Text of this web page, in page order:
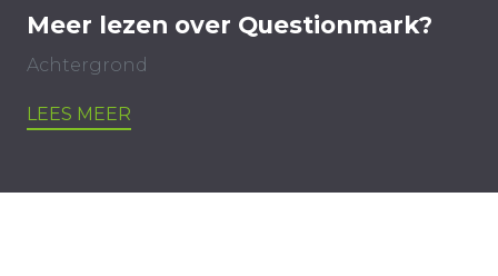
Meer lezen over Questionmark?
Achtergrond
LEES MEER